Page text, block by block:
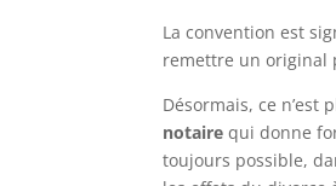
La convention est
remettre un original
Désormais, ce n’est
notaire qui donne
toujours possible,